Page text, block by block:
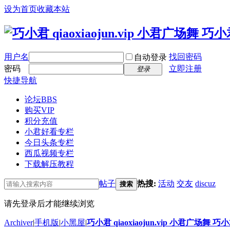
设为首页收藏本站
用户名 自动登录 找回密码
密码
登录
立即注册
快捷导航
论坛BBS
购买VIP
积分充值
小君好看专栏
今日头条专栏
西瓜视频专栏
下载解压教程
帖子 搜索 热搜: 活动 交友 discuz
请先登录后才能继续浏览
Archiver|手机版|小黑屋|巧小君 qiaoxiaojun.vip 小君广场舞 巧